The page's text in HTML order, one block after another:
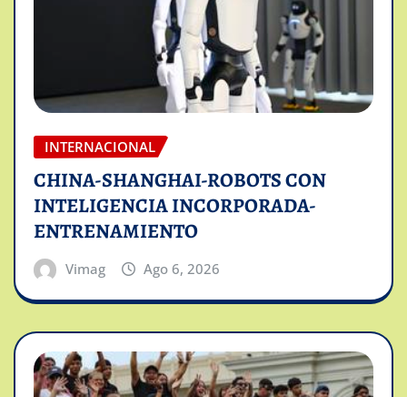
INTERNACIONAL
CHINA-SHANGHAI-ROBOTS CON
INTELIGENCIA INCORPORADA-
ENTRENAMIENTO
Vimag Ago 6, 2026